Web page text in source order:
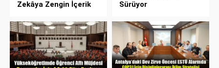
Zekâya Zengin İçerik
Sürüyor